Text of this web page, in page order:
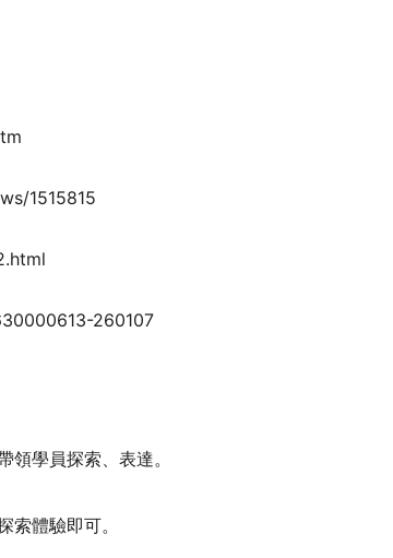
1515815
260107
學員探索、表達。
體驗即可。